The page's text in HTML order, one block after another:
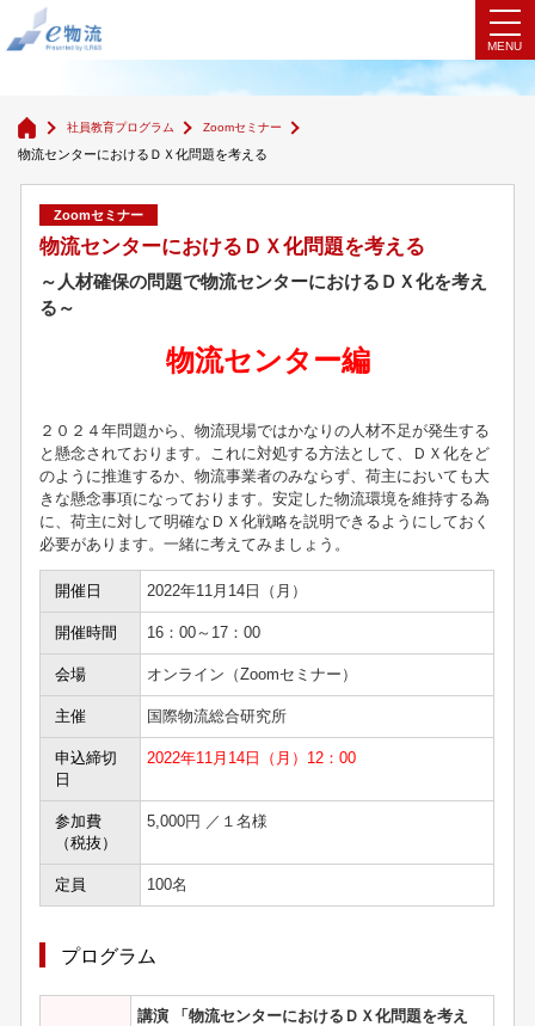
Zoomセミナー
社員教育プログラム Zoomセミナー
物流センターにおけるＤＸ化問題を考える
Zoomセミナー
物流センターにおけるＤＸ化問題を考える
～人材確保の問題で物流センターにおけるＤＸ化を考え
る～
物流センター編
２０２４年問題から、物流現場ではかなりの人材不足が発生する
と懸念されております。これに対処する方法として、ＤＸ化をど
のように推進するか、物流事業者のみならず、荷主においても大
きな懸念事項になっております。安定した物流環境を維持する為
に、荷主に対して明確なＤＸ化戦略を説明できるようにしておく
必要があります。一緒に考えてみましょう。
開催日 2022年11月14日（月）
開催時間 16：00～17：00
会場 オンライン（Zoomセミナー）
主催 国際物流総合研究所
申込締切
日
2022年11月14日（月）12：00
参加費
（税抜）
5,000円 ／１名様
定員 100名
プログラム
講演 「物流センターにおけるＤＸ化問題を考え